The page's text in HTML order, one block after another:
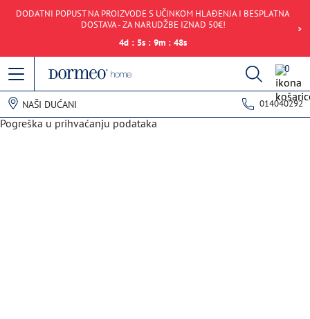
DODATNI POPUST NA PROIZVODE S UČINKOM HLAĐENJA I BESPLATNA
DOSTAVA - ZA NARUDŽBE IZNAD 50€!
4d : 5s : 9m : 48s
0
NAŠI DUĆANI 014040292
Pogreška u prihvaćanju podataka